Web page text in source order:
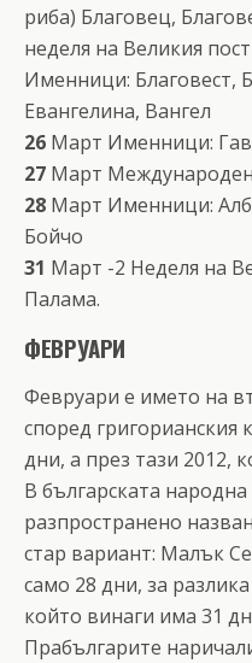
риба) Благовец,
неделя на Великия
Именници: Благовест,
Евангелина, Bангел
26 Март Именници:
27 Март
28 Март Именници:
Бoйчo
31 Март -2 Неделя на
Палама.
ФЕВРУАРИ
Февруари е името на
според григорианския
дни, а през тази 2012,
В българската
разпространено
стар вариант: Малък
само 28 дни, за
който винаги има 31
Прабългарите